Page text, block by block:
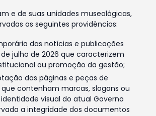
e de suas unidades museológicas,
as seguintes providências:
das notícias e publicações
julho de 2026 que caracterizem
ou promoção da gestão;
das páginas e peças de
contenham marcas, slogans ou
visual do atual Governo
a integridade dos documentos